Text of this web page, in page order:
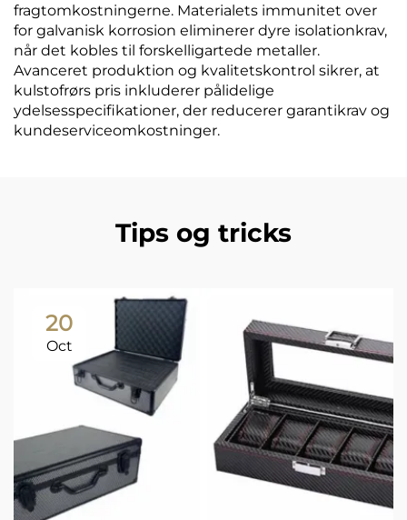
fragtomkostningerne. Materialets immunitet over
for galvanisk korrosion eliminerer dyre isolationkrav,
når det kobles til forskelligartede metaller.
Avanceret produktion og kvalitetskontrol sikrer, at
kulstofrørs pris inkluderer pålidelige
ydelsesspecifikationer, der reducerer garantikrav og
kundeserviceomkostninger.
Tips og tricks
20
Oct